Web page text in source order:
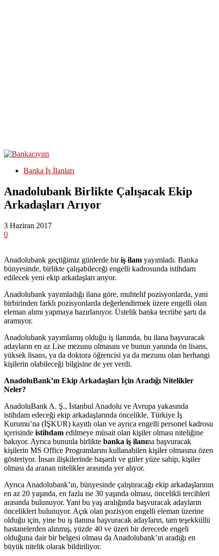
Banka İş İlanları
Anadolubank Birlikte Çalışacak Ekip
Arkadaşları Arıyor
3 Haziran 2017
0
Anadolubank geçtiğimiz günlerde biriş ilanı yayımladı. Banka
bünyesinde, birlikte çalışabileceği engelli kadrosunda istihdam
edilecek yeni ekip arkadaşları arıyor.
Anadolubank yayımladığı ilana göre, muhtelif pozisyonlarda, yani
birbirinden farklı pozisyonlarda değerlendirmek üzere engelli olan
eleman alımı yapmaya hazırlanıyor. Üstelik banka tecrübe şartı da
aramıyor.
Anadolubank yayımlamış olduğu iş ilanında, bu ilana başvuracak
adayların en az Lise mezunu olmasını ve bunun yanında ön lisans,
yüksek lisans, ya da doktora öğrencisi ya da mezunu olan herhangi
kişilerin olabileceği bilgisine de yer verdi.
AnadoluBank’ın Ekip Arkadaşları İçin Aradığı Nitelikler
Neler?
AnadoluBank A. Ş., İstanbul Anadolu ve Avrupa yakasında
istihdam edeceği ekip arkadaşlarında öncelikle, Türkiye İş
Kurumu’na (İŞKUR) kayıtlı olan ve ayrıca engelli personel kadrosu
içerisinde istihdam edilmeye müsait olan kişiler olması niteliğine
bakıyor. Ayrıca bununla birlikte banka iş ilanına başvuracak
kişilerin MS Office Programlarını kullanabilen kişiler olmasına özen
gösteriyor. İnsan ilişkilerinde başarılı ve güler yüze sahip, kişiler
olması da aranan nitelikler arasında yer alıyor.
Ayrıca Anadolubank’ın, bünyesinde çalıştıracağı ekip arkadaşlarının
en az 20 yaşında, en fazla ise 30 yaşında olması, öncelikli tercihleri
arasında bulunuyor. Yani bu yaş aralığında başvuracak adayların
öncelikleri bulunuyor. Açık olan pozisyon engelli eleman üzerine
olduğu için, yine bu iş ilanına başvuracak adayların, tam teşekküllü
hastanelerden alınmış, yüzde 40 ve üzeri bir derecede engeli
olduğuna dair bir belgesi olması da Anadolubank’ın aradığı en
büyük nitelik olarak bildiriliyor.